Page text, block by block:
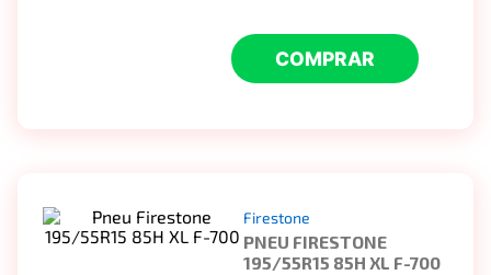
COMPRAR
Firestone
PNEU FIRESTONE
195/55R15 85H XL F-700